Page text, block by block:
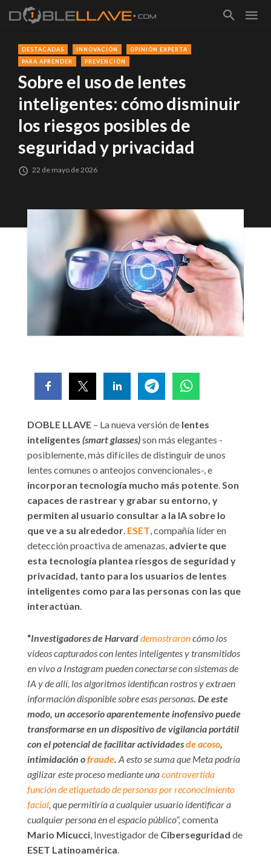
DESTACADAS INNOVACIÓN
OPINIÓN EXPERTA
PARA APRENDER
PREVENCIÓN
Sobre el uso de lentes
inteligentes: cómo disminuir
los riesgos posibles de
seguridad y privacidad
22 de mayo de 2026
DOBLE LLAVE – La nueva versión de lentes
inteligentes (smart glasses)son más elegantes -
posiblemente, más difíciles de distinguir de unos
lentes comunes o anteojos convencionales-, e
incorporan tecnología mucho más potente Son
capaces de rastrear y grabar su entorno, y
permiten al usuario consultar a la IA sobre lo
que ve a su alrededor ESET , compañía líder en
detección proactiva de amenazas, advierte que
esta tecnología plantea riesgos de seguridad y
privacidad, tanto para los usuarios de lentes
inteligentes como para las personas con las que
interactúan
“Investigadores de Harvarddemostraroncómo los
videos capturados con lentes inteligentes y transmitidos
en vivo a Instagram pueden conectarse con sistemas de
IA y de allí, los algoritmos identifican rostros y extraen
información disponible sobre esas personas . De este
modo, un accesorio aparentemente inofensivo puede
transformarse en un dispositivo de vigilancia portátil
con el potencial de facilitar actividadesde acoso
intimidación ofraude A esto se suma que Meta podría
agilizar este proceso mediante unacontrovertida
función de etiquetado de personas por reconocimiento
facial , que permitiría a cualquier usuario identificar a
cualquier persona en el espacio público”, comenta
Mario Micucci , Investigador de Ciberseguridad de
ESET Latinoamérica